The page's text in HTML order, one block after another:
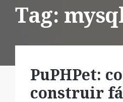
Tag:
PuPHPet:
construir